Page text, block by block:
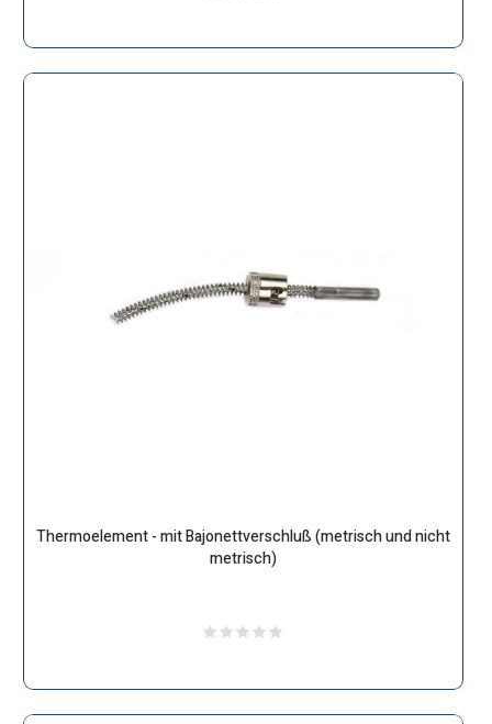
Thermoelement - mit Bajonettverschluß (metrisch und nicht
metrisch)